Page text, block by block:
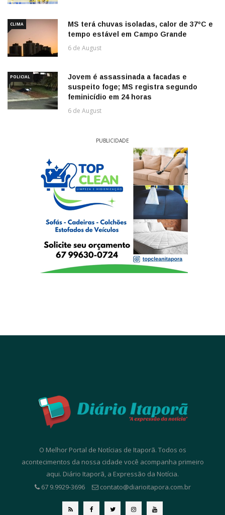
CLIMA
MS terá chuvas isoladas, calor de 37ºC e
tempo estável em Campo Grande
6 de August
POLICIAL
Jovem é assassinada a facadas e
suspeito foge; MS registra segundo
feminicídio em 24 horas
6 de August
PUBLICIDADE
O Melhor Portal de Notícias de Itaporã. Todos os
acontecimentos da nossa cidade você acompanha primeiro
aqui. Diário Itaporã, a Expressão da Notícia.
67 9.9929-3696
contato@diarioitapora.com.br